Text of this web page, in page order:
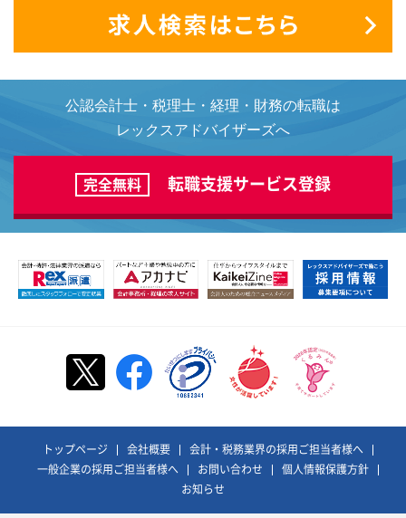
公認会計士・税理士・経理・財務の転職は
レックスアドバイザーズへ
完全無料 転職支援サービス登録
トップページ 会社概要
会計・税務業界の採用ご担当者様へ
一般企業の採用ご担当者様へ
お問い合わせ
個人情報保護方針
お知らせ